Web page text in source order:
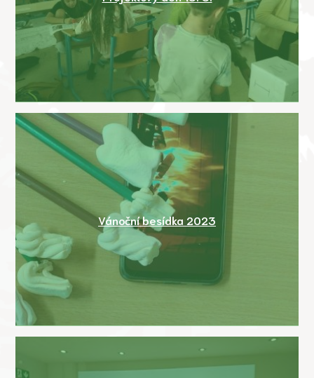
Vánoční besídka 2023